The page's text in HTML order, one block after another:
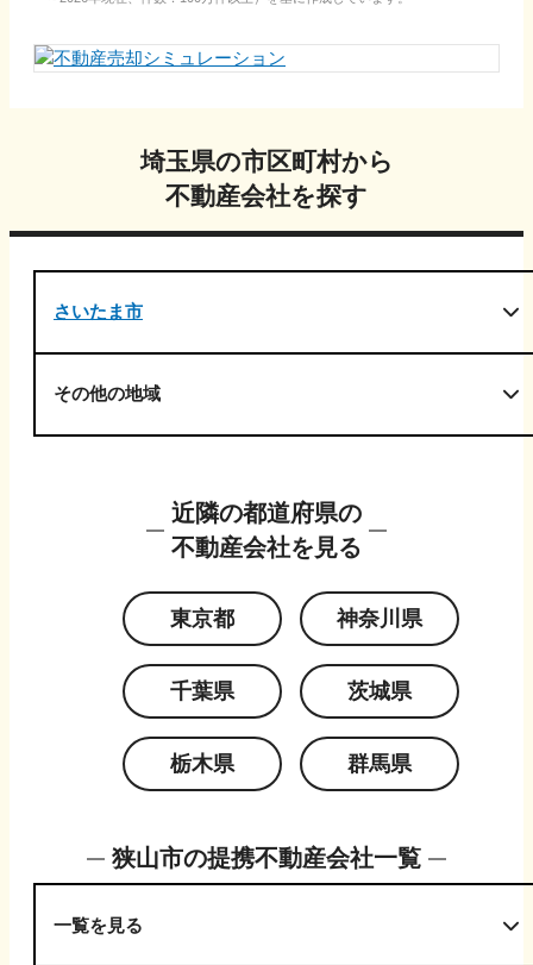
埼玉県の市区町村から
不動産会社を探す
さいたま市
その他の地域
近隣の都道府県の
不動産会社を見る
東京都 神奈川県
千葉県 茨城県
栃木県 群馬県
狭山市の提携不動産会社一覧
一覧を見る